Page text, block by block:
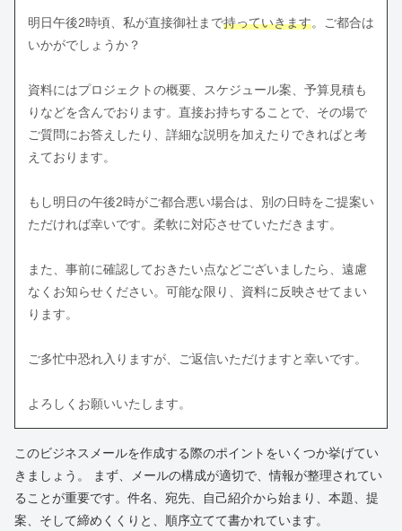
明日午後2時頃、私が直接御社まで持っていきます。ご都合は
いかがでしょうか？
資料にはプロジェクトの概要、スケジュール案、予算見積も
りなどを含んでおります。直接お持ちすることで、その場で
ご質問にお答えしたり、詳細な説明を加えたりできればと考
えております。
もし明日の午後2時がご都合悪い場合は、別の日時をご提案い
ただければ幸いです。柔軟に対応させていただきます。
また、事前に確認しておきたい点などございましたら、遠慮
なくお知らせください。可能な限り、資料に反映させてまい
ります。
ご多忙中恐れ入りますが、ご返信いただけますと幸いです。
よろしくお願いいたします。
このビジネスメールを作成する際のポイントをいくつか挙げてい
きましょう。 まず、メールの構成が適切で、情報が整理されてい
ることが重要です。件名、宛先、自己紹介から始まり、本題、提
案、そして締めくくりと、順序立てて書かれています。